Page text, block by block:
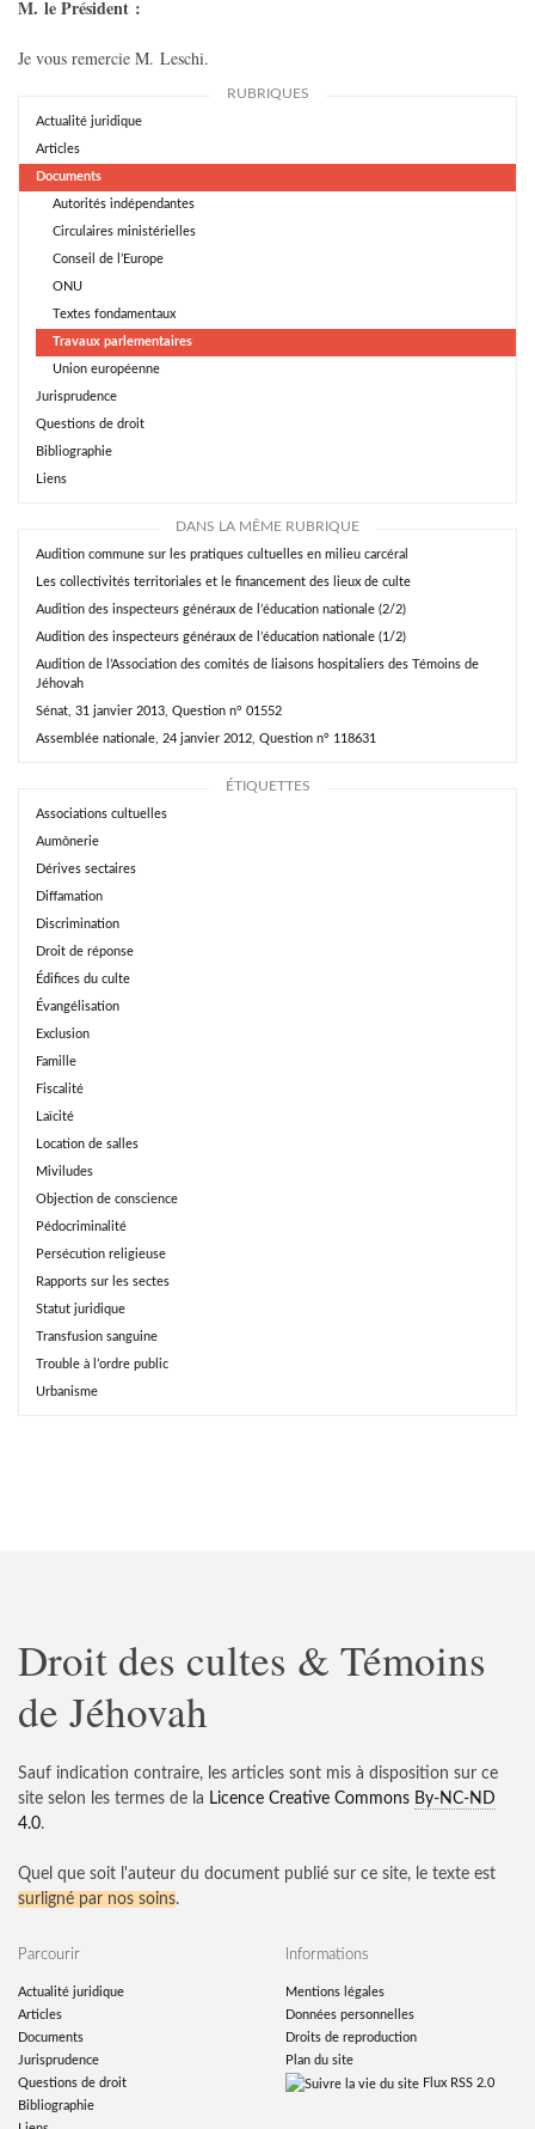
M. le Président :
Je vous remercie M. Leschi.
RUBRIQUES
Actualité juridique
Articles
Documents
Autorités indépendantes
Circulaires ministérielles
Conseil de l’Europe
ONU
Textes fondamentaux
Travaux parlementaires
Union européenne
Jurisprudence
Questions de droit
Bibliographie
Liens
DANS LA MÊME RUBRIQUE
Audition commune sur les pratiques cultuelles en milieu carcéral
Les collectivités territoriales et le financement des lieux de culte
Audition des inspecteurs généraux de l’éducation nationale (2/2)
Audition des inspecteurs généraux de l’éducation nationale (1/2)
Audition de l’Association des comités de liaisons hospitaliers des Témoins de
Jéhovah
Sénat, 31 janvier 2013, Question n° 01552
Assemblée nationale, 24 janvier 2012, Question n° 118631
ÉTIQUETTES
Associations cultuelles
Aumônerie
Dérives sectaires
Diffamation
Discrimination
Droit de réponse
Édifices du culte
Évangélisation
Exclusion
Famille
Fiscalité
Laïcité
Location de salles
Miviludes
Objection de conscience
Pédocriminalité
Persécution religieuse
Rapports sur les sectes
Statut juridique
Transfusion sanguine
Trouble à l’ordre public
Urbanisme
Droit des cultes & Témoins
de Jéhovah
Sauf indication contraire, les articles sont mis à disposition sur ce
site selon les termes de la Licence Creative Commons By-NC-ND
4.0.
Quel que soit l'auteur du document publié sur ce site, le texte est
surligné par nos soins.
Parcourir
Actualité juridique
Articles
Documents
Jurisprudence
Questions de droit
Bibliographie
Informations
Mentions légales
Données personnelles
Droits de reproduction
Plan du site
Flux RSS 2.0
© 2008-2026 — — Licence Creative Commons